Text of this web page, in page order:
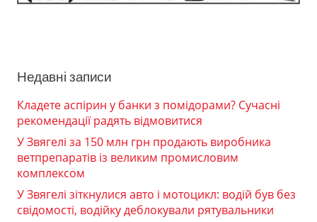
Недавні записи
Кладете аспірин у банки з помідорами? Сучасні
рекомендації радять відмовитися
У Звягелі за 150 млн грн продають виробника
ветпрепаратів із великим промисловим
комплексом
У Звягелі зіткнулися авто і мотоцикл: водій був без
свідомості, водійку деблокували рятувальники